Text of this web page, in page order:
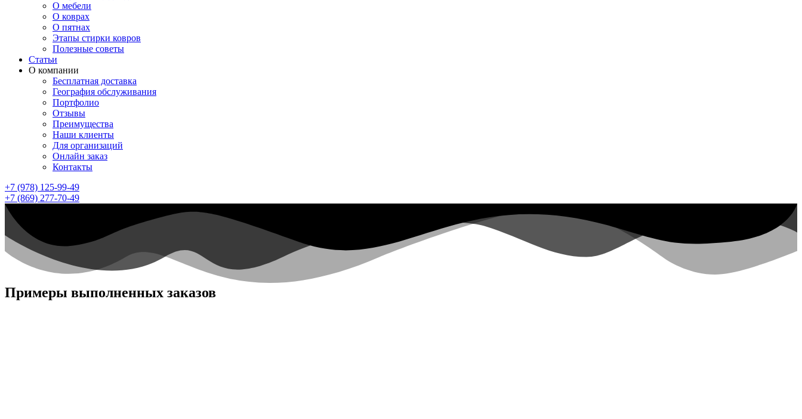
О мебели
О коврах
О пятнах
Этапы стирки ковров
Полезные советы
Статьи
О компании
Бесплатная доставка
География обслуживания
Портфолио
Отзывы
Преимущества
Наши клиенты
Для организаций
Онлайн заказ
Контакты
+7 (978) 125-99-49
+7 (869) 277-70-49
Примеры выполненных заказов